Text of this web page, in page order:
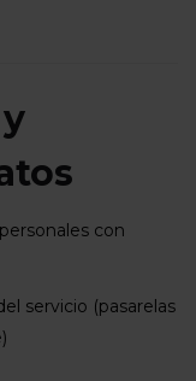
con
servicio (pasarelas